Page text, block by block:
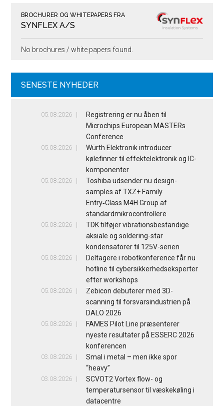
BROCHURER OG WHITEPAPERS FRA
SYNFLEX A/S
No brochures / white papers found.
SENESTE NYHEDER
05.08.2026
Registrering er nu åben til
Microchips European MASTERs
Conference
05.08.2026
Würth Elektronik introducer
kølefinner til effektelektronik og IC-
komponenter
05.08.2026
Toshiba udsender nu design-
samples af TXZ+ Family
Entry‑Class M4H Group af
standardmikrocontrollere
05.08.2026
TDK tilføjer vibrationsbestandige
aksiale og soldering-star
kondensatorer til 125V-serien
05.08.2026
Deltagere i robotkonference får nu
hotline til cybersikkerhedseksperter
efter workshops
05.08.2026
Zebicon debuterer med 3D-
scanning til forsvarsindustrien på
DALO 2026
05.08.2026
FAMES Pilot Line præsenterer
nyeste resultater på ESSERC 2026
konferencen
03.08.2026
Smal i metal – men ikke spor
“heavy”
03.08.2026
SCVOT2 Vortex flow- og
temperatursensor til væskekøling i
datacentre